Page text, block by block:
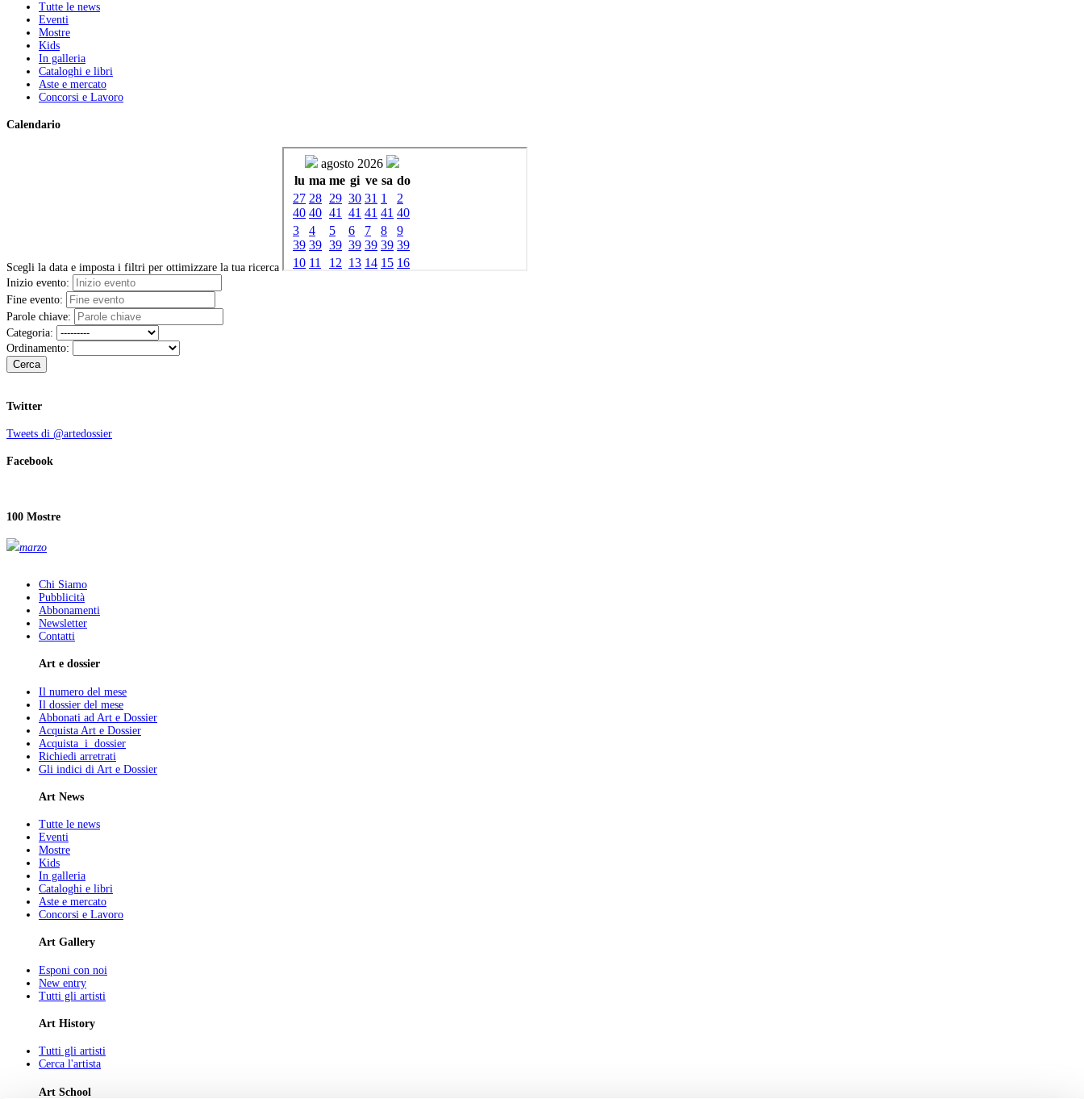
Tutte le news
Eventi
Mostre
Kids
In galleria
Cataloghi e libri
Aste e mercato
Concorsi e Lavoro
Calendario
Scegli la data e imposta i filtri per ottimizzare la tua ricerca
Inizio evento:
Fine evento:
Parole chiave:
Categoria:
Ordinamento:
Cerca
Twitter
Tweets di @artedossier
Facebook
100 Mostre
marzo
Chi Siamo
Pubblicità
Abbonamenti
Newsletter
Contatti
Art e dossier
Il numero del mese
Il dossier del mese
Abbonati ad Art e Dossier
Acquista Art e Dossier
Acquista i dossier
Richiedi arretrati
Gli indici di Art e Dossier
Art News
Tutte le news
Eventi
Mostre
Kids
In galleria
Cataloghi e libri
Aste e mercato
Concorsi e Lavoro
Art Gallery
Esponi con noi
New entry
Tutti gli artisti
Art History
Tutti gli artisti
Cerca l'artista
Art School